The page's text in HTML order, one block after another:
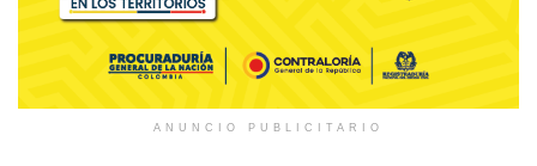
ANUNCIO PUBLICITARIO